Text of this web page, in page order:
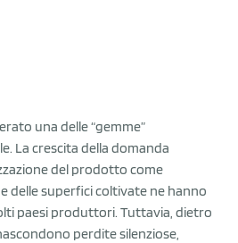
una delle “gemme”
La crescita della domanda
del prodotto come
delle superfici coltivate ne hanno
paesi produttori. Tuttavia, dietro
perdite silenziose,